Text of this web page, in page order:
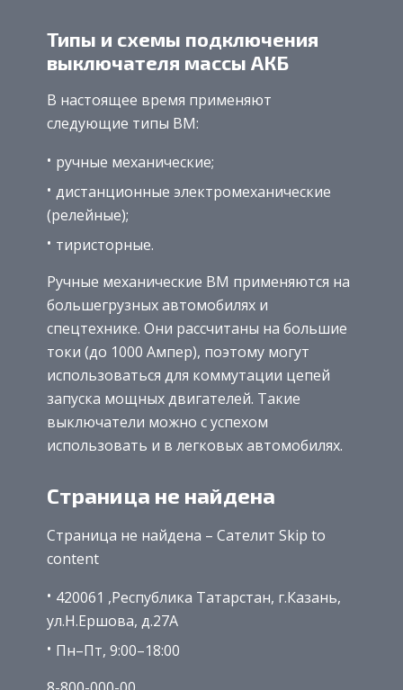
Типы и схемы подключения
выключателя массы АКБ
В настоящее время применяют
следующие типы ВМ:
ручные механические;
дистанционные электромеханические
(релейные);
тиристорные.
Ручные механические ВМ применяются на
большегрузных автомобилях и
спецтехнике. Они рассчитаны на большие
токи (до 1000 Ампер), поэтому могут
использоваться для коммутации цепей
запуска мощных двигателей. Такие
выключатели можно с успехом
использовать и в легковых автомобилях.
Страница не найдена
Страница не найдена – Сателит Skip to
content
420061 ,Республика Татарстан, г.Казань,
ул.Н.Ершова, д.27А
Пн–Пт, 9:00–18:00